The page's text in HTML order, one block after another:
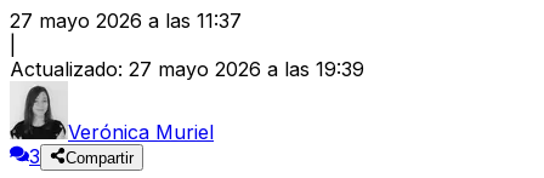
27 mayo 2026 a las 11:37
Actualizado: 27 mayo 2026 a las 19:39
Verónica Muriel
3
Compartir